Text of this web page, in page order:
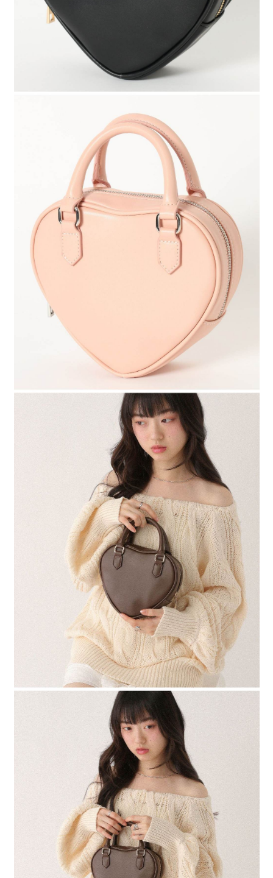
２．關於個人資料處理事宜，請瀏覽以下網址：
https://aftee.tw/terms/#terms3
３．未成年的使用者請事先徵得法定代理人或監護人之同意方可使用
「AFTEE先享後付」，若未經同意申辦者引起之損失，本公司不負相關責
４．使用「AFTEE先享後付」時，將依據個別帳號之用戶狀況，依本公司即
時審查核予不同之上限額度；若仍有額度不足之情形，本公司將視審查結果
５．嚴禁一人註冊多個帳號或使用他人資訊註冊。若發現惡意使用之情形，
恩沛科技股份有限公司將有權停止該用戶之使用額度並採取法律行動。